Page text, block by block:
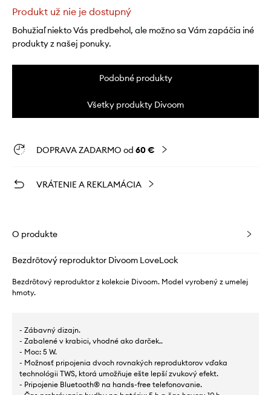
Produkt už nie je dostupný
Bohužiaľ niekto Vás predbehol, ale možno sa Vám zapáčia iné
produkty z našej ponuky.
Podobné produkty
Všetky produkty Divoom
DOPRAVA ZADARMO od 60 €
VRÁTENIE A REKLAMÁCIA
O produkte
Bezdrôtový reproduktor Divoom LoveLock
Bezdrôtový reproduktor z kolekcie Divoom. Model vyrobený z umelej
hmoty.
- Zábavný dizajn.
- Zabalené v krabici, vhodné ako darček..
- Moc: 5 W.
- Možnosť pripojenia dvoch rovnakých reproduktorov vďaka
technológii TWS, ktorá umožňuje ešte lepší zvukový efekt.
- Pripojenie Bluetooth® na hands-free telefonovanie.